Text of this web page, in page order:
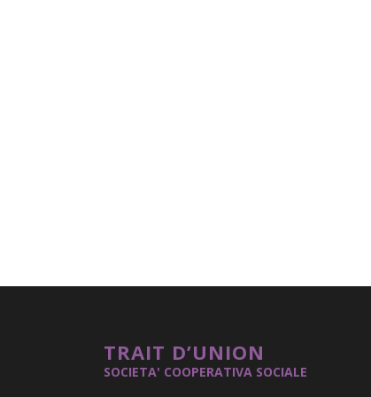
TRAIT D’UNION
SOCIETA' COOPERATIVA SOCIALE